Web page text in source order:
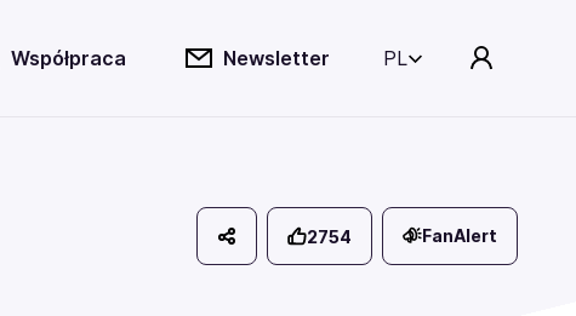
Współpraca Newsletter PL
2754 FanAlert